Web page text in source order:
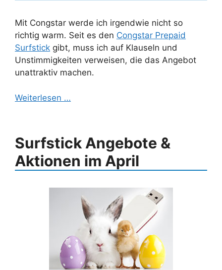
Mit Congstar werde ich irgendwie nicht so
richtig warm. Seit es den Congstar Prepaid
Surfstick gibt, muss ich auf Klauseln und
Unstimmigkeiten verweisen, die das Angebot
unattraktiv machen.
Weiterlesen …
Surfstick Angebote &
Aktionen im April